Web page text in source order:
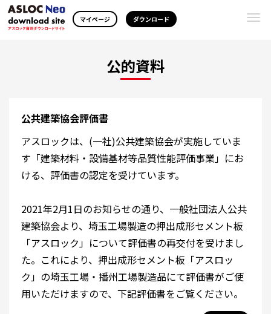
マイページ ダウンロード
公的資料
公共建築協会評価書
アスロックは、(一社)公共建築協会が実施していま
す「建築材料・設備基材等品質性能評価事業」にお
ける、評価書の認定を受けています。
2021年2月1日のお知らせの通り、一般社団法人公共
建築協会より、埼玉工場製造の押出成形セメント板
「アスロック」について評価書の再交付を受けまし
た。これにより、押出成形セメント板「アスロッ
ク」の埼玉工場・播州工場製造品にて評価書がご使
用いただけますので、下記評価書をご覧ください。